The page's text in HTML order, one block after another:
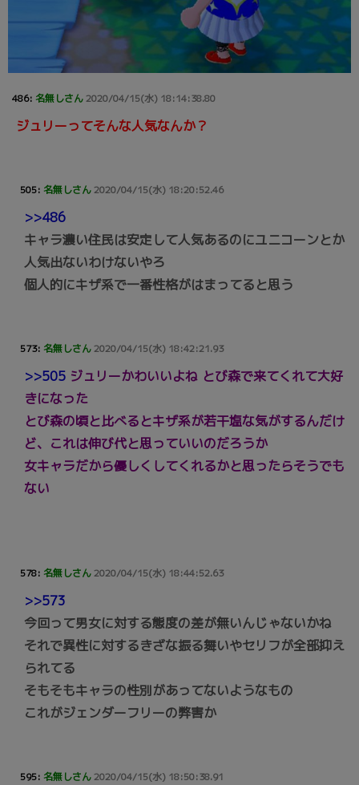
486: 名無しさん2020/04/15(水) 18:14:38.80
ジュリーってそんな人気なんか？
505: 名無しさん2020/04/15(水) 18:20:52.46
>>486
キャラ濃い住民は安定して人気あるのにユニコーンとか
人気出ないわけないやろ
個人的にキザ系で一番性格がはまってると思う
573: 名無しさん2020/04/15(水) 18:42:21.93
>>505 ジュリーかわいいよね とび森で来てくれて大好
きになった
とび森の頃と比べるとキザ系が若干塩な気がするんだけ
ど、これは伸び代と思っていいのだろうか
女キャラだから優しくしてくれるかと思ったらそうでも
ない
578: 名無しさん2020/04/15(水) 18:44:52.63
>>573
今回って男女に対する態度の差が無いんじゃないかね
それで異性に対するきざな振る舞いやセリフが全部抑え
られてる
そもそもキャラの性別があってないようなもの
これがジェンダーフリーの弊害か
595: 名無しさん2020/04/15(水) 18:50:38.91